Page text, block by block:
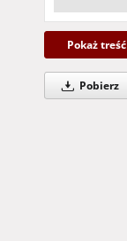
Pokaż treść
Pobierz